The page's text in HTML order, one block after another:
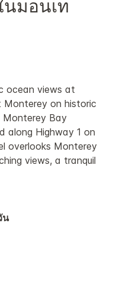
นมอนเท
ocean views at
Monterey on historic
Monterey Bay
along Highway 1 on
overlooks Monterey
views, a tranquil
น